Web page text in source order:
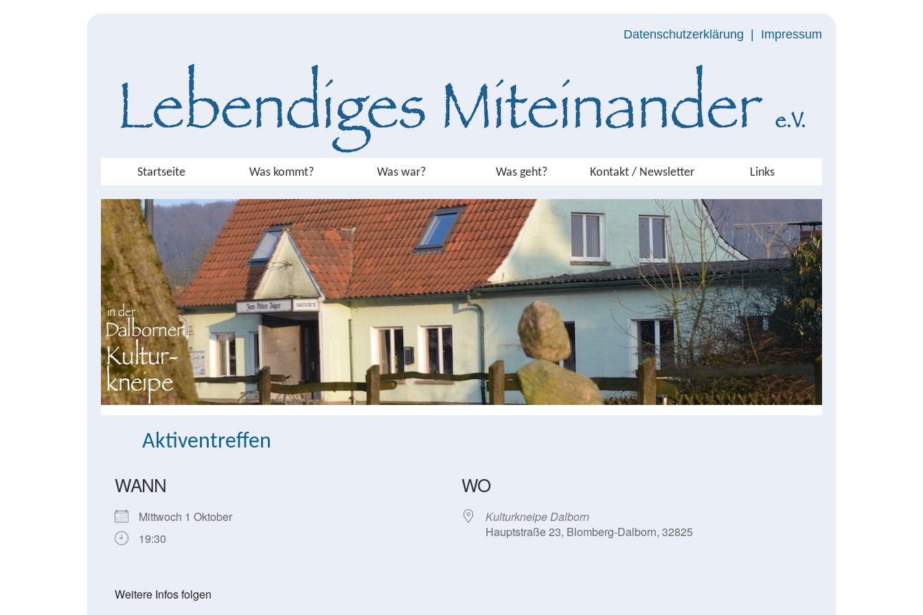
Datenschutzerklärung Impressum
Startseite Was kommt? Was war? Was geht? Kontakt / Newsletter Links
Aktiventreffen
WANN
Mittwoch 1 Oktober
19:30
WO
Kulturkneipe Dalborn
Hauptstraße 23, Blomberg-Dalborn, 32825
Weitere Infos folgen